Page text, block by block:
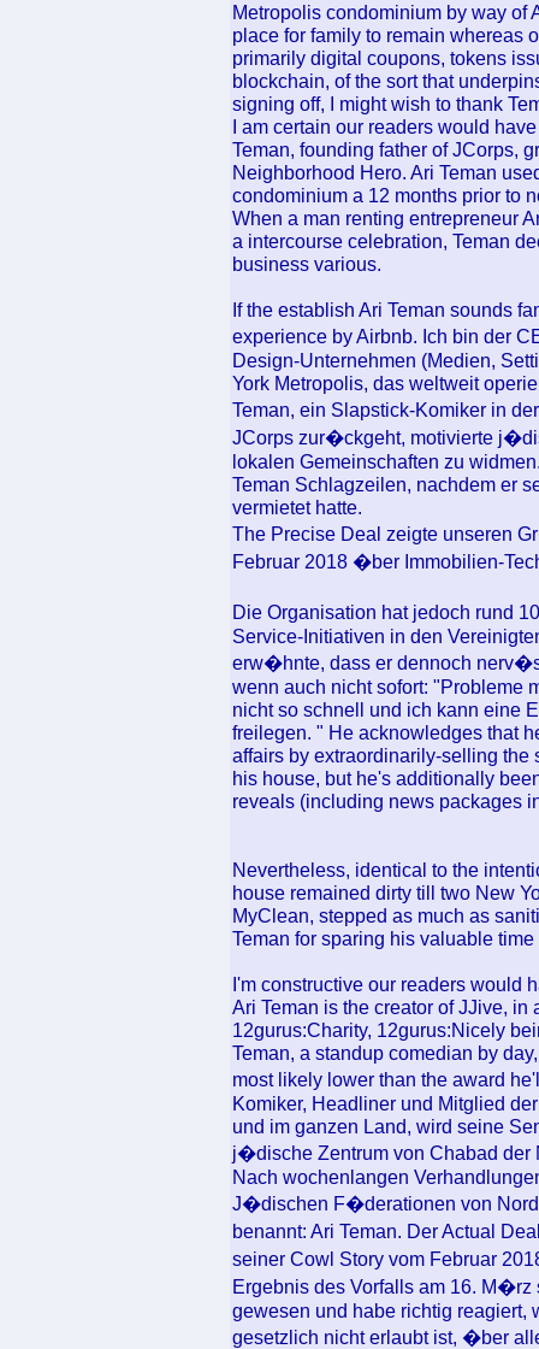
Metropolis condominium by way of
place for family to remain whereas
primarily digital coupons, tokens
blockchain, of the sort that
signing off, I might wish to thank
I am certain our readers would
Teman, founding father of JCorps,
Neighborhood Hero. Ari Teman
condominium a 12 months prior to
When a man renting entrepreneur
a intercourse celebration, Teman
business various.
If the establish Ari Teman sounds
experience by Airbnb. Ich bin der
Design-Unternehmen (Medien,
York Metropolis, das weltweit
Teman, ein Slapstick-Komiker in
JCorps zur�ckgeht, motivierte
lokalen Gemeinschaften zu
Teman Schlagzeilen, nachdem er
vermietet hatte.
The Precise Deal zeigte unseren
Februar 2018 �ber Immobilien-
Die Organisation hat jedoch rund
Service-Initiativen in den
erw�hnte, dass er dennoch
wenn auch nicht sofort: "Probleme
nicht so schnell und ich kann eine
freilegen. " He acknowledges that
affairs by extraordinarily-selling the
his house, but he's additionally
reveals (including news packages
Nevertheless, identical to the
house remained dirty till two New
MyClean, stepped as much as
Teman for sparing his valuable time
I'm constructive our readers would
Ari Teman is the creator of JJive,
12gurus:Charity, 12gurus:Nicely
Teman, a standup comedian by
most likely lower than the award
Komiker, Headliner und Mitglied
und im ganzen Land, wird seine
j�dische Zentrum von Chabad der
Nach wochenlangen
J�dischen F�derationen von
benannt: Ari Teman. Der Actual
seiner Cowl Story vom Februar
Ergebnis des Vorfalls am 16.
gewesen und habe richtig reagiert,
gesetzlich nicht erlaubt ist, �ber